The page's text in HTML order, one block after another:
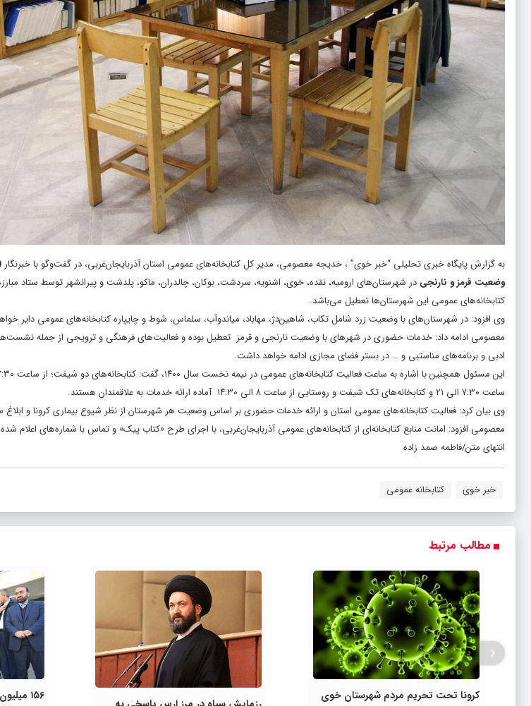
به گزارش پایگاه خبری تحلیلی “خبر خوی” ، خدیجه معصومی، مدیر کل کتابخانه‌های عمومی استان آذربایجان‌غربی، در گفت‌وگو با خبرنگار
وضعیت قرمز و نارنجی در شهرستان‌های ارومیه، نقده، خوی، اشنویه، سردشت، بوکان، چالدران، ماکو، پلدشت و پیرانشهر توسط ستاد
کتابخانه‌های عمومی این شهرستان‌ها تعطیل می‌باشد.
وی افزود: در شهرستان‌های با وضعیت زرد شامل تکاب، شاهین‌دژ، مهاباد، میاندوآب، سلماس، شوط و چایپاره کتابخانه‌های عمومی دایر
معصومی ادامه داد: خدمات حضوری در شهرهای با وضعیت نارنجی و قرمز تعطیل بوده و فعالیت‌های فرهنگی و ترویجی از جمله
ادبی و برنامه‌های مناستبی و … در بستر فضای مجازی ادامه خواهد داشت.
ساعت ۷:۳۰ الی ۲۱ و کتابخانه‌های تک شیفت و روستایی از ساعت ۸ الی ۱۴:۳۰ آماده ارائه خدمات به علاقمندان هستند.
وی بیان کرد: فعالیت کتابخانه‌های عمومی استان و ارائه خدمات حضوری بر اساس وضعیت هر شهرستان از نظر شیوع بیماری کرونا و ابلاغ
معصومی افزود: امانت منابع کتابخانه‌ای از کتابخانه‌های عمومی آذربایجان‌غربی، با اجرای طرح «کتاب پیک» و تماس با شماره‌های اعلام
انتهای متن/فاطمه صمد زاده
خبر خوی کتابخانه عمومی
مطالب مرتبط
کرونا تحت تحریم مردم شهرستان خوی
۱۵۶
‹